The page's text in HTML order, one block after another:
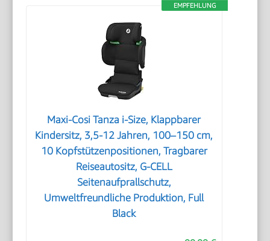
EMPFEHLUNG
Maxi-Cosi Tanza i-Size, Klappbarer
Kindersitz, 3,5-12 Jahren, 100–150 cm,
10 Kopfstützenpositionen, Tragbarer
Reiseautositz, G-CELL
Seitenaufprallschutz,
Umweltfreundliche Produktion, Full
Black